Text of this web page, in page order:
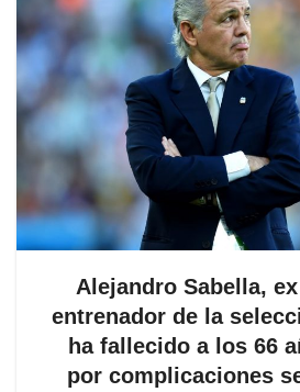
Alejandro Sabella,
entrenador de la
ha fallecido a los 66
por complicaciones